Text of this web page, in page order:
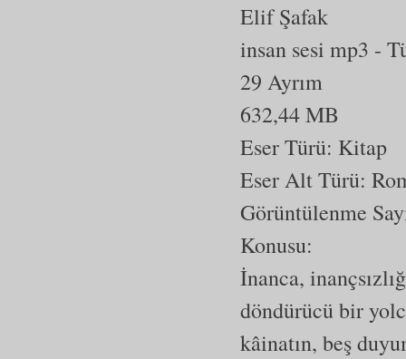
Elif Şafak
insan sesi mp3 -
29 Ayrım
632,44 MB
Eser Türü: Kitap
Eser Alt Türü:
Görüntülenme
Konusu:
İnanca,
döndürücü bir
kâinatın, beş